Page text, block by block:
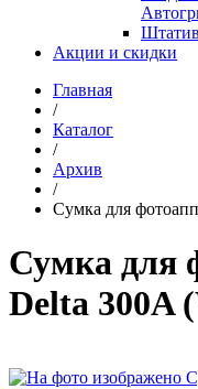
Акции и скидки
Главная
/
Каталог
/
Архив
/
Сумка для
Сумка для
Delta 300A